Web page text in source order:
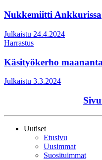
Nukkemiitti Ankkurissa
Julkaistu 24.4.2024
Harrastus
Käsityökerho
Julkaistu 3.3.2024
Uutiset
Etusivu
Uusimmat
Suosituimmat